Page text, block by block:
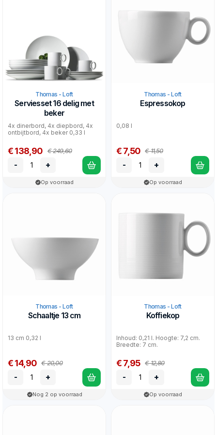
Thomas - Loft
Serviesset 16 delig met
beker
4x dinerbord, 4x diepbord, 4x
ontbijtbord, 4x beker 0,33 l
€ 138,90 € 249,60
- +
Op voorraad
Thomas - Loft
Espressokop
0,08 l
€ 7,50 € 11,50
- +
Op voorraad
Thomas - Loft
Schaaltje 13 cm
13 cm 0,32 l
€ 14,90 € 20,00
- +
Nog 2 op voorraad
Thomas - Loft
Koffiekop
Inhoud: 0,21 l. Hoogte: 7,2 cm.
Breedte: 7 cm.
€ 7,95 € 12,80
- +
Op voorraad